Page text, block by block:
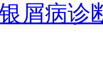
屑病诊